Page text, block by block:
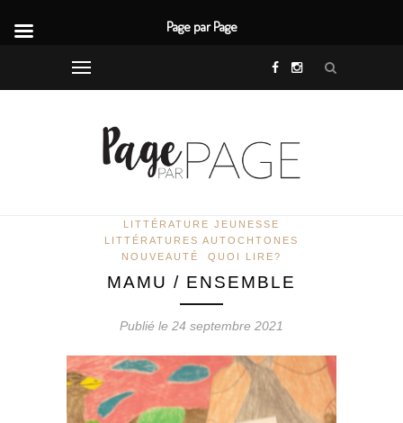
LITTÉRATURE JEUNESSE
LITTÉRATURES AUTOCHTONES
NOUVEAUTÉ
QUOI LIRE?
MAMU / ENSEMBLE
Publié le 24 septembre 2021
Page par Page